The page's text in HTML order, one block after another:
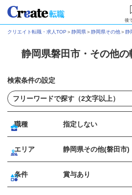
後
クリエイト転職・求人TOP ＞静岡県＞静岡県その他＞静
静岡県磐田市・その他
検索条件の設定
職種 指定しない
エリア 静岡県その他(磐田市)
条件 賞与あり